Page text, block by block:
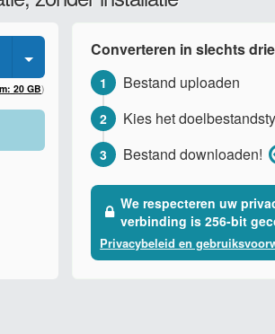
9
0
0
9
0
9
20 GB)
Converteren in slechts
1 Bestand uploaden
2 Kies het
3 Bestand downloaden!
We respecteren uw
verbinding is 256-bit
Privacybeleid en